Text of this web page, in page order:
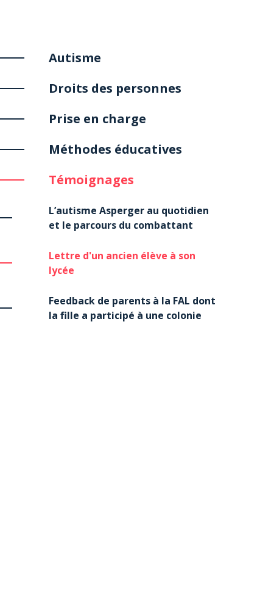
Autisme
Droits des personnes
Prise en charge
Méthodes éducatives
Témoignages
L’autisme Asperger au quotidien
et le parcours du combattant
Lettre d'un ancien élève à son
lycée
Feedback de parents à la FAL dont
la fille a participé à une colonie